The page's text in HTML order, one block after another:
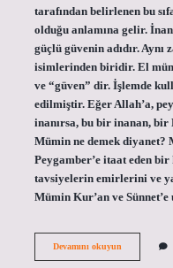
tarafından belirlenen bu
olduğu anlamına gelir.
güçlü güvenin adıdır. Aynı
isimlerinden biridir. El
ve “güven” dir. İşlemde
edilmiştir. Eğer Allah’a,
inanırsa, bu bir inanan, bir
Mümin ne demek diyanet?
Peygamber’e itaat eden
tavsiyelerin emirlerini ve
Mümin Kur’an ve
Devamını okuyunMümin